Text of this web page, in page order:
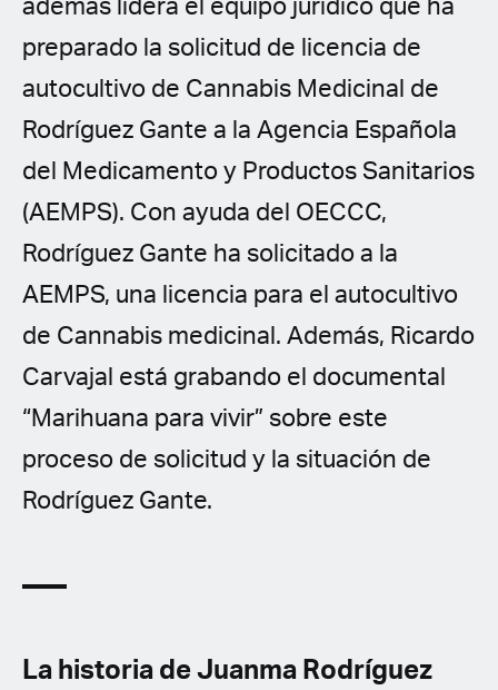
además lidera el equipo jurídico que ha
preparado la solicitud de licencia de
autocultivo de Cannabis Medicinal de
Rodríguez Gante a la Agencia Española
del Medicamento y Productos Sanitarios
(AEMPS). Con ayuda del OECCC,
Rodríguez Gante ha solicitado a la
AEMPS, una licencia para el autocultivo
de Cannabis medicinal. Además, Ricardo
Carvajal está grabando el documental
“Marihuana para vivir” sobre este
proceso de solicitud y la situación de
Rodríguez Gante.
La historia de Juanma Rodríguez